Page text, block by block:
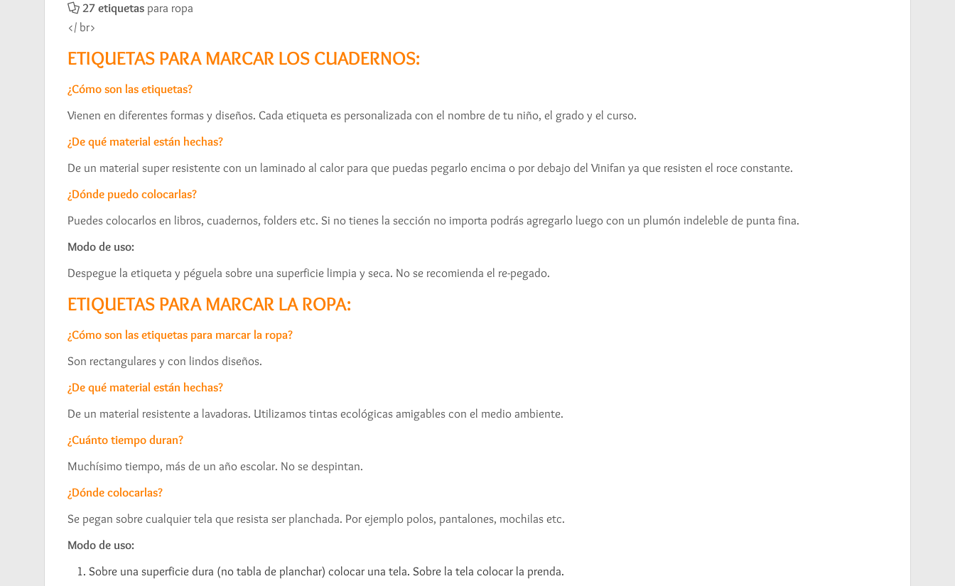
27 etiquetaspara ropa
</ br>
ETIQUETAS PARA MARCAR LOS CUADERNOS:
¿Cómo son las etiquetas?
Vienen en diferentes formas y diseños. Cada etiqueta es personalizada con el nombre de tu niño, el grado y el curso.
¿De qué material están hechas?
De un material super resistente con un laminado al calor para que puedas pegarlo encima o por debajo del Vinifan ya que resisten el roce constante.
¿Dónde puedo colocarlas?
Puedes colocarlos en libros, cuadernos, folders etc. Si no tienes la sección no importa podrás agregarlo luego con un plumón indeleble de punta fina.
Modo de uso:
Despegue la etiqueta y péguela sobre una superficie limpia y seca. No se recomienda el re-pegado.
ETIQUETAS PARA MARCAR LA ROPA:
¿Cómo son las etiquetas para marcar la ropa?
Son rectangulares y con lindos diseños.
¿De qué material están hechas?
De un material resistente a lavadoras. Utilizamos tintas ecológicas amigables con el medio ambiente.
¿Cuánto tiempo duran?
Muchísimo tiempo, más de un año escolar. No se despintan.
¿Dónde colocarlas?
Se pegan sobre cualquier tela que resista ser planchada. Por ejemplo polos, pantalones, mochilas etc.
Modo de uso:
Sobre una superficie dura (no tabla de planchar) colocar una tela. Sobre la tela colocar la prenda.